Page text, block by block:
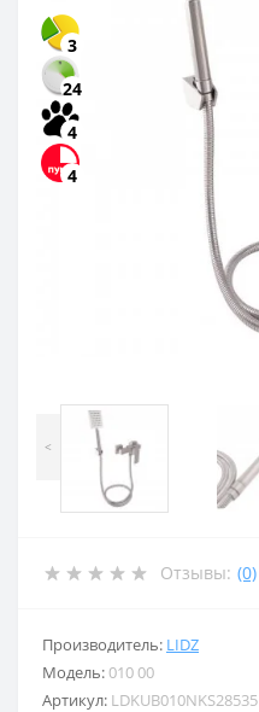
3
24
4
4
<
Отзывы: (0)
Производитель: LIDZ
Модель:010 00
Артикул: LDKUB010NKS28535